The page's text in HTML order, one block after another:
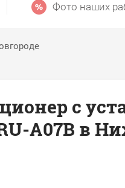
Фото наших
с
A07B в